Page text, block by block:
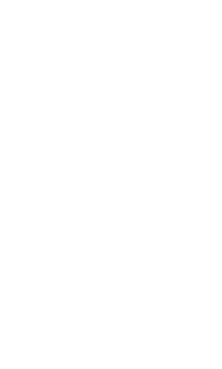
azt jelzi,
valójában nem
–
szervezetének
alatt
jóllakottnak,